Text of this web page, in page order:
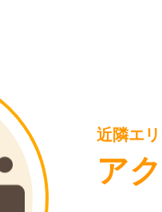
近隣エ
ア